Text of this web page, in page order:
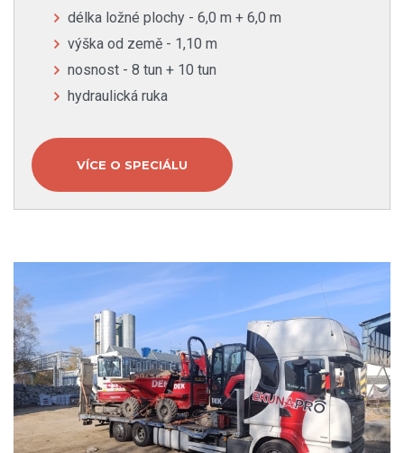
délka ložné plochy - 6,0 m + 6,0 m
výška od země - 1,10 m
nosnost - 8 tun + 10 tun
hydraulická ruka
VÍCE O SPECIÁLU